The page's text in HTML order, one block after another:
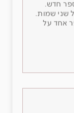
חדש.
שני שמות.
אחד על